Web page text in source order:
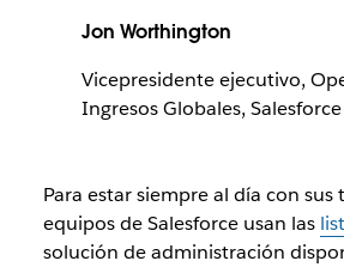
Jon Worthington
Vicepresidente ejecutivo,
Ingresos Globales, Salesforce
Para estar siempre al día con sus
equipos de Salesforce usan las
solución de administración